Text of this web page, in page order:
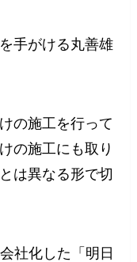
手がける丸善雄
の施工を行って
の施工にも取り
は異なる形で切
社化した「明日